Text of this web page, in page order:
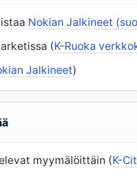
Nokian Jalkineet
(K-Ruoka
Jalkineet)
myymälöittäin (K-